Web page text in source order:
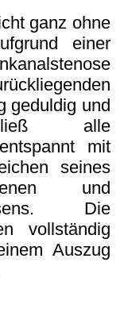
ganz ohne
einer
geduldig und
alle
mit
seines
und
Die
vollständig
Auszug